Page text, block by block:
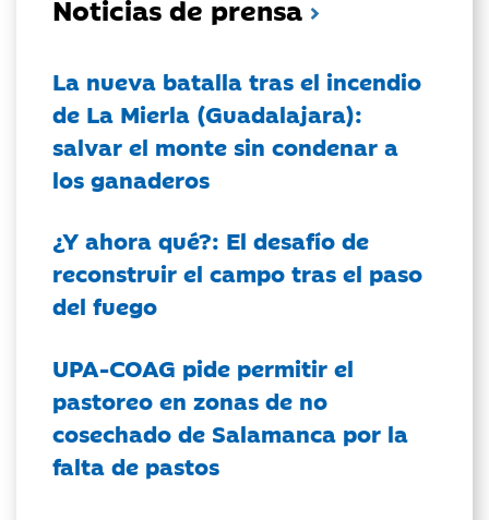
Noticias de prensa
La nueva batalla tras el incendio
de La Mierla (Guadalajara):
salvar el monte sin condenar a
los ganaderos
¿Y ahora qué?: El desafío de
reconstruir el campo tras el paso
del fuego
UPA-COAG pide permitir el
pastoreo en zonas de no
cosechado de Salamanca por la
falta de pastos